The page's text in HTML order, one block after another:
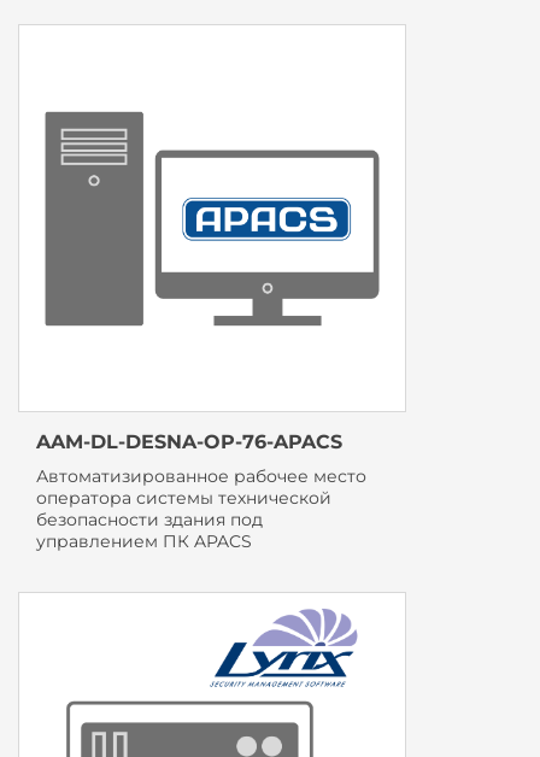
AAM-DL-DESNA-OP-76-APACS
Автоматизированное рабочее место
оператора системы технической
безопасности здания под
управлением ПК APACS